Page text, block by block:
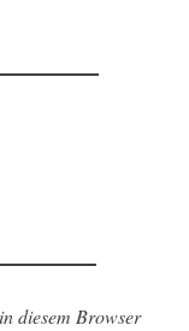
diesem Browser